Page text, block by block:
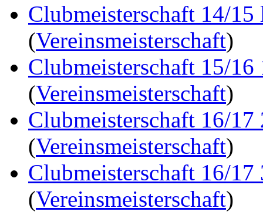
Clubmeisterschaft 14/15
(Vereinsmeisterschaft)
Clubmeisterschaft 15/16
(Vereinsmeisterschaft)
Clubmeisterschaft 16/17
(Vereinsmeisterschaft)
Clubmeisterschaft 16/17
(Vereinsmeisterschaft)